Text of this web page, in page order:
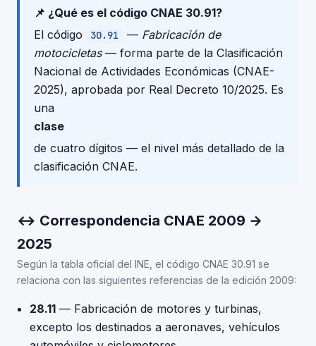
📌 ¿Qué es el código CNAE 30.91?
El código
30.91 — Fabricación de
motocicletas— forma parte de la Clasificación
Nacional de Actividades Económicas (CNAE-
2025), aprobada por Real Decreto 10/2025. Es
una
clase
de cuatro dígitos — el nivel más detallado de la
clasificación CNAE.
↔ Correspondencia CNAE 2009 →
2025
Según la tabla oficial del INE, el código CNAE 30.91 se
relaciona con las siguientes referencias de la edición 2009:
28.11— Fabricación de motores y turbinas,
excepto los destinados a aeronaves, vehículos